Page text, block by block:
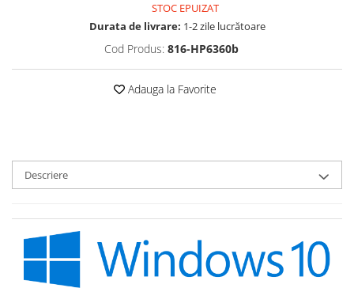
STOC EPUIZAT
Durata de livrare: 1-2 zile lucrătoare
Cod Produs: 816-HP6360b
Adauga la Favorite
Descriere